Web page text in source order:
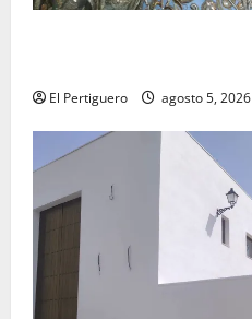
El Pertiguero agosto 5, 2026